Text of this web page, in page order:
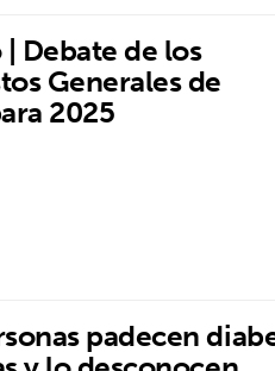
Debate de los
Generales de
2025
padecen